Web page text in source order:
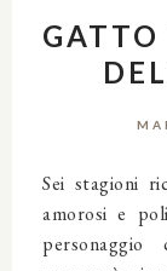
Sei stagioni
amorosi e
personaggio